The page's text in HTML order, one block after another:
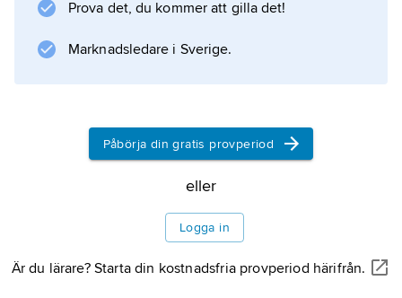
förhöjda temperaturer. Gummitypen kan
användas vid temperaturer upp till 175 °C.
Egenskaperna försämras vid kyla, och
Information om artikeln
Prova det, du kommer att gilla det!
Marknadsledare i Sverige.
Påbörja din gratis provperiod
eller
Logga in
Är du lärare? Starta din kostnadsfria provperiod härifrån.